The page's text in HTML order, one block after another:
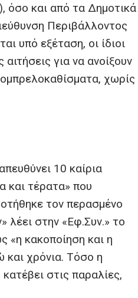
όσο και από τα Δημοτικά
Περιβάλλοντος
υπό εξέταση, οι ίδιοι
για να ανοίξουν
χωρίς
10 καίρια
και τέρατα» που
τον περασμένο
λέει στην «Εφ.Συν.» το
κακοποίηση και η
και χρόνια. Τόσο η
στις παραλίες,